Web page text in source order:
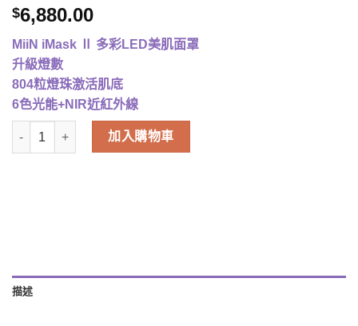
$6,880.00
MiiN iMask Ⅱ 多彩LED美肌面罩
升級燈數
804粒燈珠激活肌底
6色光能+NIR近紅外線
韓國 MiiN iMask Ⅱ 多彩LED美肌面罩 LED Mask 逆轉肌齡 皮膚管
加入購物車
描述